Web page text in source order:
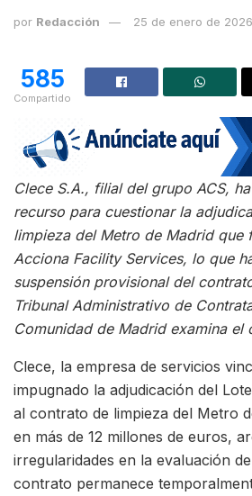
por Redacción 25 de enero de 2026
585
Compartido
Clece S.A., filial del grupo ACS,
recurso para cuestionar la
limpieza del Metro de Madrid que
Acciona Facility Services, lo que
suspensión provisional del
Tribunal Administrativo de
Comunidad de Madrid examina el
Clece, la empresa de servicios
impugnado la adjudicación del
al contrato de limpieza del Metro
en más de 12 millones de euros,
irregularidades en la evaluación
contrato permanece